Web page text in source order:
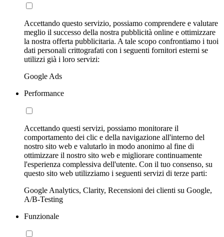
Accettando questo servizio, possiamo comprendere e valutare
meglio il successo della nostra pubblicità online e ottimizzare
la nostra offerta pubblicitaria. A tale scopo confrontiamo i tuoi
dati personali crittografati con i seguenti fornitori esterni se
utilizzi già i loro servizi:
Google Ads
Performance
Accettando questi servizi, possiamo monitorare il
comportamento dei clic e della navigazione all'interno del
nostro sito web e valutarlo in modo anonimo al fine di
ottimizzare il nostro sito web e migliorare continuamente
l'esperienza complessiva dell'utente. Con il tuo consenso, su
questo sito web utilizziamo i seguenti servizi di terze parti:
Google Analytics, Clarity, Recensioni dei clienti su Google,
A/B-Testing
Funzionale